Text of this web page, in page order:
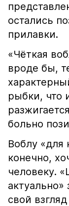
остались
прилавки.
«Чёткая
вроде бы,
рыбки, что
больно
Воблу «для
конечно,
человеку.
актуально»
свой